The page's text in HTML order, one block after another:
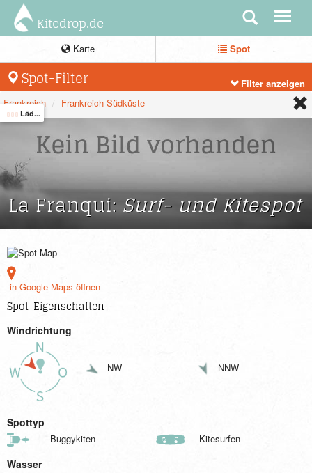
Kitedrop.de
Karte Spot
Läd...
Spot-Filter
Filter anzeigen
Frankreich
Frankreich Südküste
La Franqui: Surf- und Kitespot
in Google-Maps öffnen
Spot-Eigenschaften
Windrichtung
NW NNW
Spottyp
Buggykiten Kitesurfen
Wasser